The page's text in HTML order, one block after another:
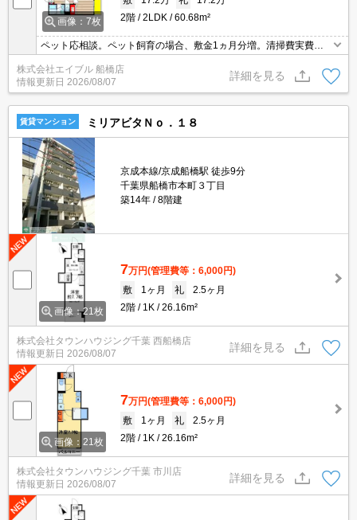
画像：7枚
2階
2LDK 60.68m²
ペット応相談。ペット飼育の場合、敷金1ヵ月分増。清掃費実費。
エントランスオートロック。経済的な都市ガス使用。インターネッ
トWi-Fi無料。仲介手数料家賃の0.55ヵ月分。
株式会社エイブル 船橋店
情報更新日 2026/08/07
詳細を見る
賃貸マンション ミリアビタＮｏ．１８
京成本線/京成船橋駅 徒歩9分
千葉県船橋市本町３丁目
築14年
8階建
画像：21枚
7万円(管理費等：6,000円)
敷
1ヶ月 礼
2.5ヶ月
2階
1K 26.16m²
株式会社タウンハウジング千葉 西船橋店
情報更新日 2026/08/07
詳細を見る
画像：21枚
7万円(管理費等：6,000円)
敷
1ヶ月 礼
2.5ヶ月
2階
1K 26.16m²
株式会社タウンハウジング千葉 市川店
情報更新日 2026/08/07
詳細を見る